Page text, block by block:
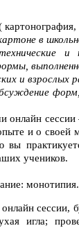
в
и
и взрослых
онлайн
и о своей
вы
учеников.
монотипия.
сессии,
игла;